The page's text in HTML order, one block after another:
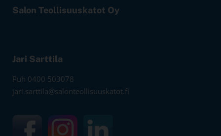
Salon Teollisuuskatot Oy
Jari Sarttila
Puh 0400 503078
jari.sarttila@salonteollisuuskatot.fi